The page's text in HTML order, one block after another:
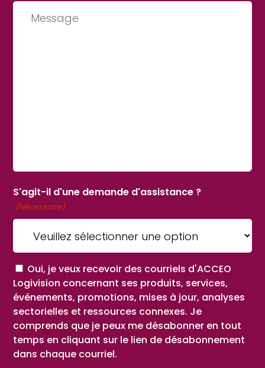
Message
S'agit-il d'une demande d'assistance ?
(Nécessaire)
Consent
Oui, je veux recevoir des courriels d'ACCEO
Logivision concernant ses produits, services,
événements, promotions, mises à jour, analyses
sectorielles et ressources connexes. Je
comprends que je peux me désabonner en tout
temps en cliquant sur le lien de désabonnement
dans chaque courriel.